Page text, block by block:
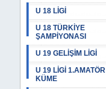
U 18 LİGİ
U 18 TÜRKİYE
ŞAMPİYONASI
U 19 GELİŞİM LİGİ
U 19 LİGİ 1.AMATÖR
KÜME